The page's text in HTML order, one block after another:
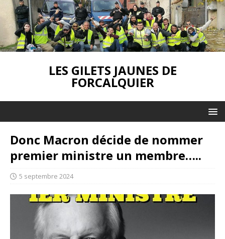
LES GILETS JAUNES DE
FORCALQUIER
Donc Macron décide de nommer
premier ministre un membre…..
5 septembre 2024